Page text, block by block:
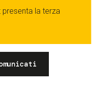
presenta la terza